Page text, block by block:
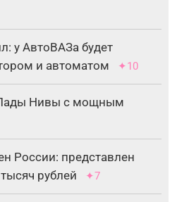
у АвтоВАЗа будет
и автоматом
✦10
Нивы с мощным
России: представлен
рублей
✦7